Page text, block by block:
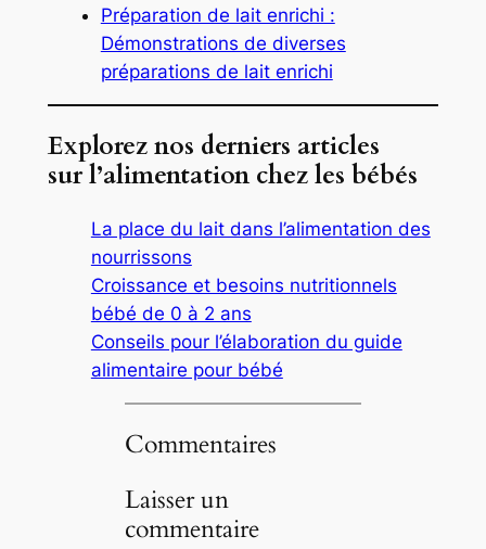
Préparation de lait enrichi :
Démonstrations de diverses
préparations de lait enrichi
Explorez nos derniers articles
sur l’alimentation chez les bébés
La place du lait dans l’alimentation des
nourrissons
Croissance et besoins nutritionnels
bébé de 0 à 2 ans
Conseils pour l’élaboration du guide
alimentaire pour bébé
Commentaires
Laisser un
commentaire